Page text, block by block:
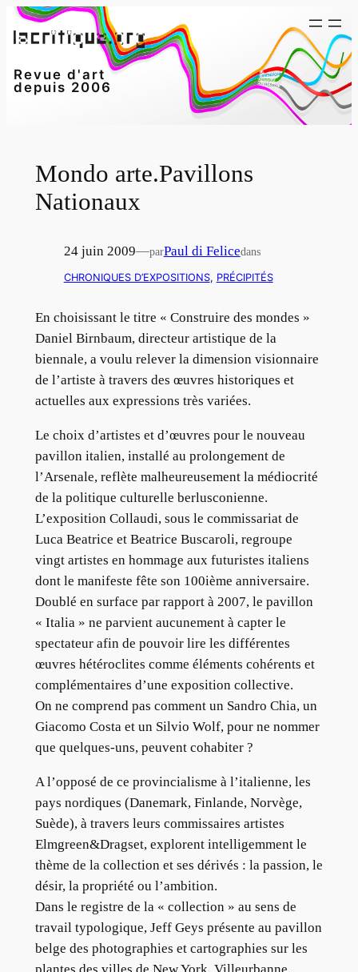
Aller
au
Revue d'art
depuis 2006
Mondo arte.Pavillons
Nationaux
24 juin 2009—parPaul di Felicedans
CHRONIQUES D’EXPOSITIONS, PRÉCIPITÉS
En choisissant le titre « Construire des mondes »
Daniel Birnbaum, directeur artistique de la
biennale, a voulu relever la dimension visionnaire
de l’artiste à travers des œuvres historiques et
actuelles aux expressions très variées.
Le choix d’artistes et d’œuvres pour le nouveau
pavillon italien, installé au prolongement de
l’Arsenale, reflète malheureusement la médiocrité
de la politique culturelle berlusconienne.
L’exposition Collaudi, sous le commissariat de
Luca Beatrice et Beatrice Buscaroli, regroupe
vingt artistes en hommage aux futuristes italiens
dont le manifeste fête son 100ième anniversaire.
Doublé en surface par rapport à 2007, le pavillon
« Italia » ne parvient aucunement à capter le
spectateur afin de pouvoir lire les différentes
œuvres hétéroclites comme éléments cohérents et
complémentaires d’une exposition collective.
On ne comprend pas comment un Sandro Chia, un
Giacomo Costa et un Silvio Wolf, pour ne nommer
que quelques-uns, peuvent cohabiter ?
A l’opposé de ce provincialisme à l’italienne, les
pays nordiques (Danemark, Finlande, Norvège,
Suède), à travers leurs commissaires artistes
Elmgreen&Dragset, explorent intelligemment le
thème de la collection et ses dérivés : la passion, le
désir, la propriété ou l’ambition.
Dans le registre de la « collection » au sens de
travail typologique, Jeff Geys présente au pavillon
belge des photographies et cartographies sur les